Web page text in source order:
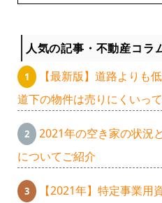
人気の記事・不動産コラ
【最新版】道路よりも
道下の物件は売りにくいっ
2021年の空き家の状況
についてご紹介
【2021年】特定事業